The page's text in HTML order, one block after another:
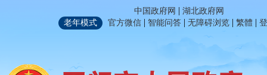
中国政府网 | 湖北政府网
老年模式
官方微信 | 智能问答 | 无障碍浏览 | 繁體 |